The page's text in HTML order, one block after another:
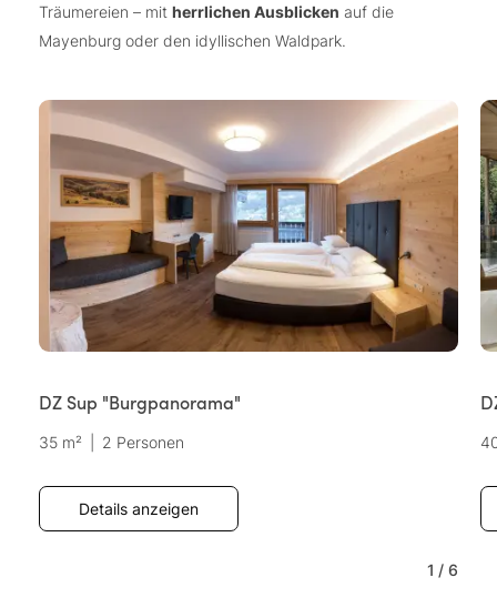
Träumereien – mit herrlichen Ausblicken auf die
Mayenburg oder den idyllischen Waldpark.
DZ Sup "Burgpanorama"
35 m² 2 Personen
Details anzeigen
1 / 6